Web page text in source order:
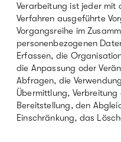
Verarbeitung ist jeder mit
Verfahren ausgeführte
Vorgangsreihe im
personenbezogenen
Erfassen, die
die Anpassung oder
Abfragen, die
Übermittlung,
Bereitstellung, den
Einschränkung, das